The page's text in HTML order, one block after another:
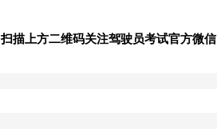
扫描上方二维码关注驾驶员考试官方微信